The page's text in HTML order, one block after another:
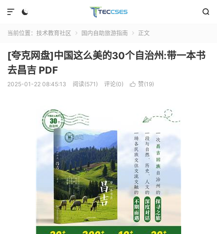
 

当前位置： 技术教育社区  国内自助旅游指南  正文
[夸克网盘]中国这么美的30个自治州:带一本书
去昌吉 PDF
2025-01-22 08:45:13 阅读(571) 评论(0)  赞(19)